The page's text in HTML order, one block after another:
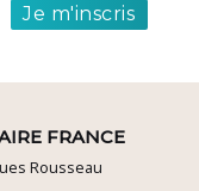
Je m'inscris
FRANCE
Rousseau